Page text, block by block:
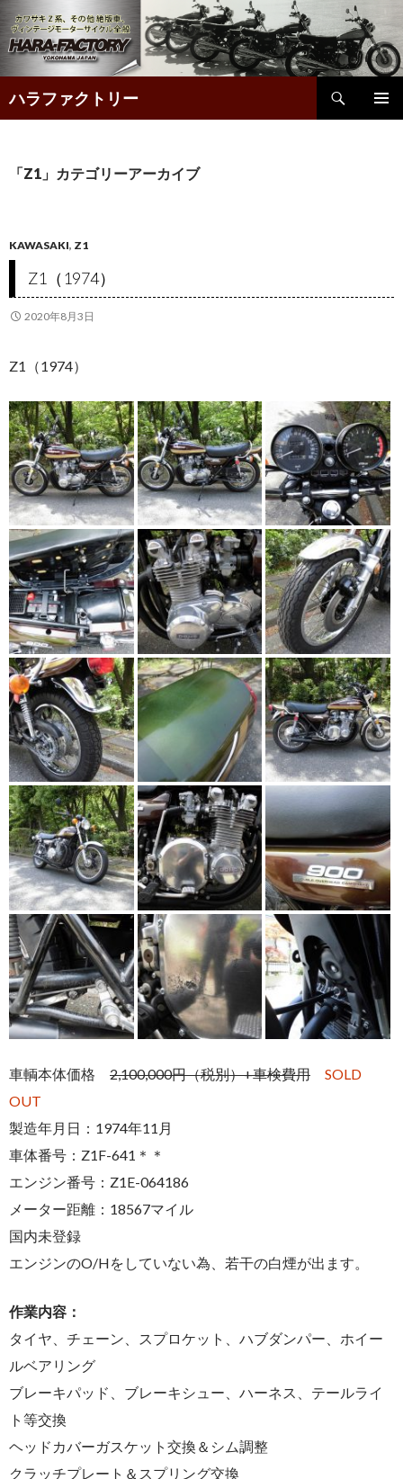
ハラファクトリー
索
ッ
プ
「Z1」カテゴリーアーカイブ
KAWASAKI, Z1
Z1（1974）
2020年8月3日
Z1（1974）
車輌本体価格 2,100,000円（税別）+車検費用
SOLD
OUT
製造年月日：1974年11月
車体番号：Z1F-641＊＊
エンジン番号：Z1E-064186
メーター距離：18567マイル
国内未登録
エンジンのO/Hをしていない為、若干の白煙が出ます。
作業内容：
タイヤ、チェーン、スプロケット、ハブダンパー、ホイー
ルベアリング
ブレーキパッド、ブレーキシュー、ハーネス、テールライ
ト等交換
ヘッドカバーガスケット交換＆シム調整
クラッチプレート＆スプリング交換